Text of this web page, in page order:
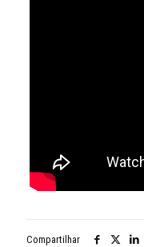
Compartilhar